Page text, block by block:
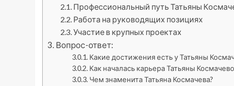
Профессиональный путь Татьяны
Работа на руководящих позициях
Участие в крупных проектах
Вопрос-ответ:
Какие достижения есть у Татьяны
Как началась карьера Татьяны
Чем знаменита Татьяна Космачева?